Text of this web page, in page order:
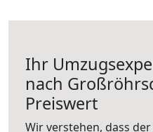
Ihr
nach
Preiswert
Wir verstehen, dass